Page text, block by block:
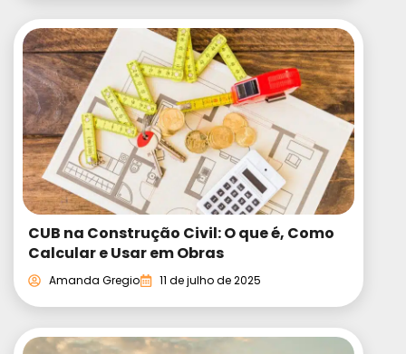
CUB na Construção Civil: O que é, Como
Calcular e Usar em Obras
Amanda Gregio 11 de julho de 2025